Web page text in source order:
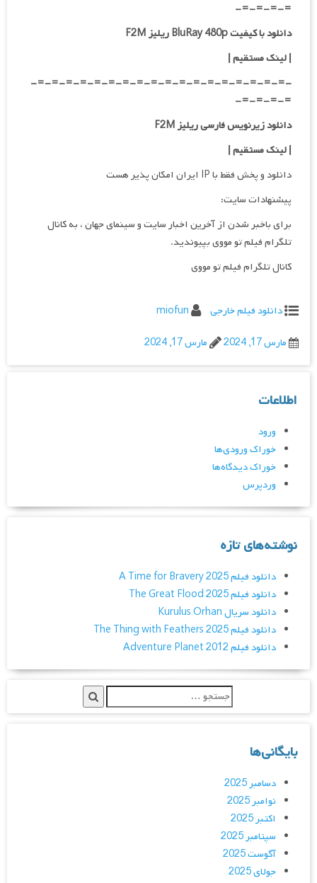
=-=-=-=-
دانلود با کیفیت BluRay 480p ریلیز F2M
| لینک مستقیم|
-=-=-=-=-=-=-=-=-=-=-=-=-=-=-=-=-=-=-
=-=-=-=-
دانلود زیرنویس فارسی ریلیز F2M
| لینک مستقیم|
دانلود و پخش فقط با IP ایران امکان پذیر هست
پیشنهادات سایت:
برای باخبر شدن از آخرین اخبار سایت و سینمای جهان ، به کانال
تلگرام فیلم تو مووی بپیوندید.
کانال تلگرام فیلم تو مووی
دانلود فیلم خارجی
miofun
مارس 17, 2024
مارس 17, 2024
اطلاعات
ورود
خوراک ورودی‌ها
خوراک دیدگاه‌ها
وردپرس
نوشته‌های تازه
دانلود فیلم A Time for Bravery 2025
دانلود فیلم The Great Flood 2025
دانلود سریال Kurulus Orhan
دانلود فیلم The Thing with Feathers 2025
دانلود فیلم Adventure Planet 2012
بایگانی‌ها
دسامبر 2025
نوامبر 2025
اکتبر 2025
سپتامبر 2025
آگوست 2025
جولای 2025